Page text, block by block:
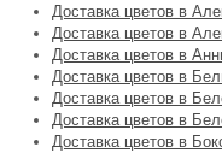
Доставка цветов в
Доставка цветов в
Доставка цветов в
Доставка цветов в
Доставка цветов в
Доставка цветов в
Доставка цветов в